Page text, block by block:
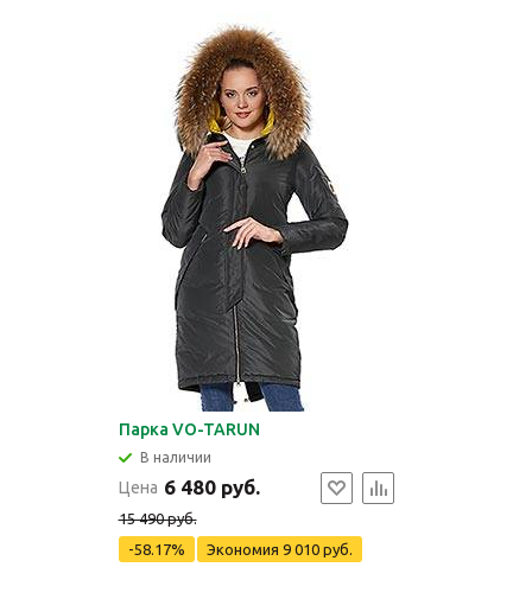
Парка VO-TARUN
В наличии
Цена 6 480 руб.
15 490 руб.
-58.17%
Экономия 9 010 руб.